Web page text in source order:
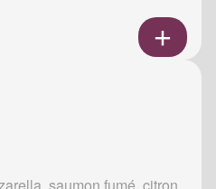
saumon fumé, citron